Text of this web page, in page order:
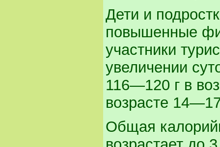
Дети и
повышенные
участники
увеличении
116—120 г в
возрасте
Общая